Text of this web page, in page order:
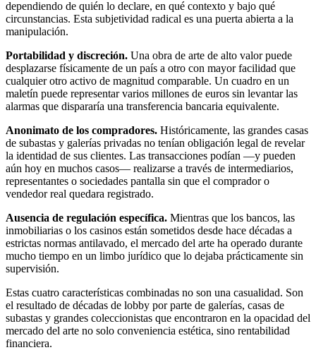
dependiendo de quién lo declare, en qué contexto y bajo qué
circunstancias. Esta subjetividad radical es una puerta abierta a la
manipulación.
Portabilidad y discreción. Una obra de arte de alto valor puede
desplazarse físicamente de un país a otro con mayor facilidad que
cualquier otro activo de magnitud comparable. Un cuadro en un
maletín puede representar varios millones de euros sin levantar las
alarmas que dispararía una transferencia bancaria equivalente.
Anonimato de los compradores. Históricamente, las grandes casas
de subastas y galerías privadas no tenían obligación legal de revelar
la identidad de sus clientes. Las transacciones podían —y pueden
aún hoy en muchos casos— realizarse a través de intermediarios,
representantes o sociedades pantalla sin que el comprador o
vendedor real quedara registrado.
Ausencia de regulación específica. Mientras que los bancos, las
inmobiliarias o los casinos están sometidos desde hace décadas a
estrictas normas antilavado, el mercado del arte ha operado durante
mucho tiempo en un limbo jurídico que lo dejaba prácticamente sin
supervisión.
Estas cuatro características combinadas no son una casualidad. Son
el resultado de décadas de lobby por parte de galerías, casas de
subastas y grandes coleccionistas que encontraron en la opacidad del
mercado del arte no solo conveniencia estética, sino rentabilidad
financiera.